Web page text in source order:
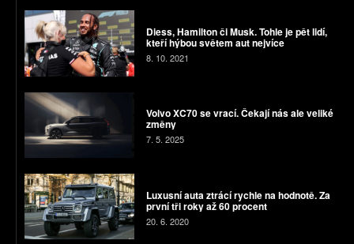
Diess, Hamilton či Musk. Tohle je pět lidí,
kteří hýbou světem aut nejvíce
8. 10. 2021
Volvo XC70 se vrací. Čekají nás ale veliké
změny
7. 5. 2025
Luxusní auta ztrácí rychle na hodnotě. Za
první tři roky až 60 procent
20. 6. 2020